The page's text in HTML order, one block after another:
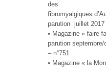
des
fibromyalgiques
parution juillet 2017
• Magazine « faire
parution septembre/
– n°751
• Magazine « la